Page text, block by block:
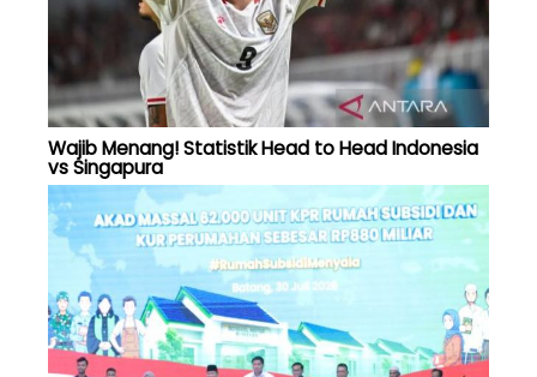
Wajib Menang! Statistik Head to Head Indonesia
vs Singapura